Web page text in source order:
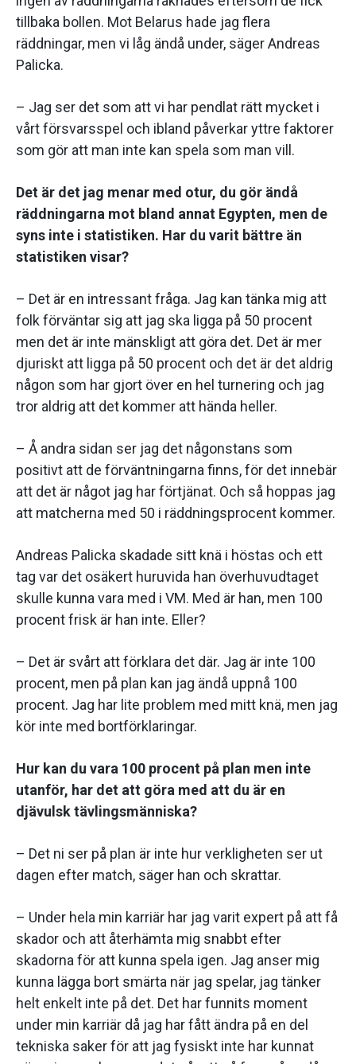
tillbaka bollen. Mot Belarus hade jag flera
räddningar, men vi låg ändå under, säger Andreas
Palicka.
– Jag ser det som att vi har pendlat rätt mycket i
vårt försvarsspel och ibland påverkar yttre faktorer
som gör att man inte kan spela som man vill.
Det är det jag menar med otur, du gör ändå
räddningarna mot bland annat Egypten, men de
syns inte i statistiken. Har du varit bättre än
statistiken visar?
– Det är en intressant fråga. Jag kan tänka mig att
folk förväntar sig att jag ska ligga på 50 procent
men det är inte mänskligt att göra det. Det är mer
djuriskt att ligga på 50 procent och det är det aldrig
någon som har gjort över en hel turnering och jag
tror aldrig att det kommer att hända heller.
– Å andra sidan ser jag det någonstans som
positivt att de förväntningarna finns, för det innebär
att det är något jag har förtjänat. Och så hoppas jag
att matcherna med 50 i räddningsprocent kommer.
Andreas Palicka skadade sitt knä i höstas och ett
tag var det osäkert huruvida han överhuvudtaget
skulle kunna vara med i VM. Med är han, men 100
procent frisk är han inte. Eller?
– Det är svårt att förklara det där. Jag är inte 100
procent, men på plan kan jag ändå uppnå 100
procent. Jag har lite problem med mitt knä, men jag
kör inte med bortförklaringar.
Hur kan du vara 100 procent på plan men inte
utanför, har det att göra med att du är en
djävulsk tävlingsmänniska?
– Det ni ser på plan är inte hur verkligheten ser ut
dagen efter match, säger han och skrattar.
– Under hela min karriär har jag varit expert på att få
skador och att återhämta mig snabbt efter
skadorna för att kunna spela igen. Jag anser mig
kunna lägga bort smärta när jag spelar, jag tänker
helt enkelt inte på det. Det har funnits moment
under min karriär då jag har fått ändra på en del
tekniska saker för att jag fysiskt inte har kunnat